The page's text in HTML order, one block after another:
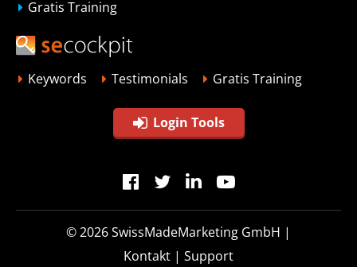
Gratis Training
Keywords Testimonials Gratis Training
Login Tools
© 2026SwissMadeMarketing GmbH |
Kontakt | Support